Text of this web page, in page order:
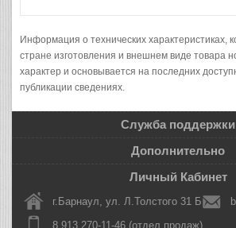
Информация о технических характеристиках,
стране изготовления и внешнем виде товара
характер и основывается на последних
публикации сведениях.
Служба поддержки
Дополнительно
Личный Кабинет
г.Барнаул, ул. Л.Толстого 31 Б
8 913 270-11-46 (отдел продаж)